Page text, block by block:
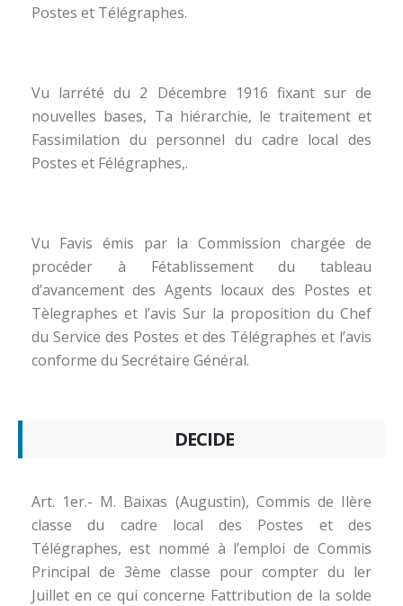
Postes et Télégraphes.
Vu larrété du 2 Décembre 1916 fixant sur de
nouvelles bases, Ta hiérarchie, le traitement et
Fassimilation du personnel du cadre local des
Postes et Félégraphes,.
Vu Favis émis par la Commission chargée de
procéder à Fétablissement du tableau
d’avancement des Agents locaux des Postes et
Tèlegraphes et l’avis Sur la proposition du Chef
du Service des Postes et des Télégraphes et l’avis
conforme du Secrétaire Général.
DECIDE
Art. 1er.- M. Baixas (Augustin), Commis de Ilère
classe du cadre local des Postes et des
Télégraphes, est nommé à l’emploi de Commis
Principal de 3ème classe pour compter du ler
Juillet en ce qui concerne Fattribution de la solde